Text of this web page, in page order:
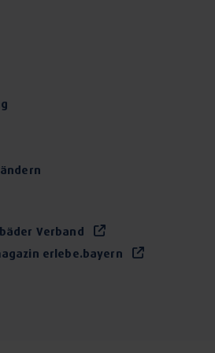
Verband
erlebe.bayern